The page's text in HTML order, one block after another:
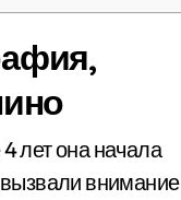
лет она начала
вызвали внимание